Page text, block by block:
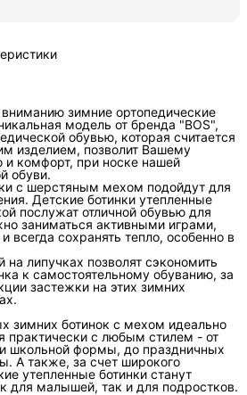
зимние ортопедические
модель от бренда "BOS",
обувью, которая считается
изделием, позволит Вашему
и комфорт, при носке нашей
обуви.
с шерстяным мехом подойдут для
Детские ботинки утепленные
послужат отличной обувью для
заниматься активными играми,
всегда сохранять тепло, особенно в
липучках позволят сэкономить
к самостоятельному обуванию, за
застежки на этих зимних
зимних ботинок с мехом идеально
практически с любым стилем - от
школьной формы, до праздничных
А также, за счет широкого
утепленные ботинки станут
для малышей, так и для подростков.